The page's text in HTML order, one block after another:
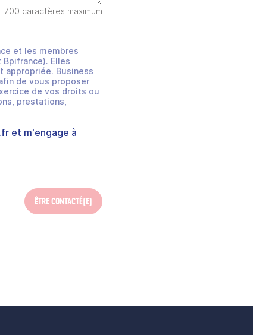
700 caractères maximum
et les membres
Elles
appropriée. Business
de vous proposer
de vos droits ou
prestations,
et m'engage à
ÊTRE CONTACTÉ(E)